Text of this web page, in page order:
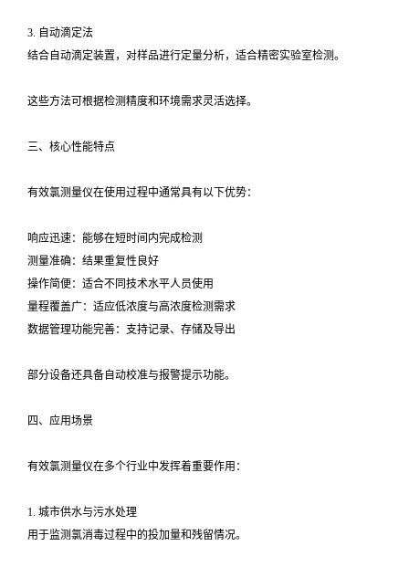
3. 自动滴定法
结合自动滴定装置，对样品进行定量分析，适合精密实验室检测。
这些方法可根据检测精度和环境需求灵活选择。
三、核心性能特点
有效氯测量仪在使用过程中通常具有以下优势：
响应迅速：能够在短时间内完成检测
测量准确：结果重复性良好
操作简便：适合不同技术水平人员使用
量程覆盖广：适应低浓度与高浓度检测需求
数据管理功能完善：支持记录、存储及导出
部分设备还具备自动校准与报警提示功能。
四、应用场景
有效氯测量仪在多个行业中发挥着重要作用：
1. 城市供水与污水处理
用于监测氯消毒过程中的投加量和残留情况。